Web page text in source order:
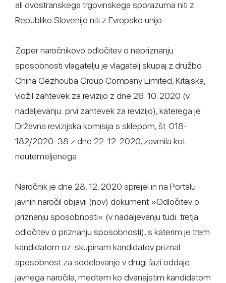
ali dvostranskega trgovinskega sporazuma niti z
Republiko Slovenijo niti z Evropsko unijo.
Zoper naročnikovo odločitev o nepriznanju
sposobnosti vlagatelju je vlagatelj skupaj z družbo
China Gezhouba Group Company Limited, Kitajska,
vložil zahtevek za revizijo z dne 26. 10. 2020 (v
nadaljevanju: prvi zahtevek za revizijo), katerega je
Državna revizijska komisija s sklepom, št. 018-
182/2020-38 z dne 22. 12. 2020, zavrnila kot
neutemeljenega.
Naročnik je dne 28. 12. 2020 sprejel in na Portalu
javnih naročil objavil (nov) dokument »Odločitev o
priznanju sposobnosti« (v nadaljevanju tudi: tretja
odločitev o priznanju sposobnosti), s katerim je trem
kandidatom oz. skupinam kandidatov priznal
sposobnost za sodelovanje v drugi fazi oddaje
javnega naročila, medtem ko dvanajstim kandidatom